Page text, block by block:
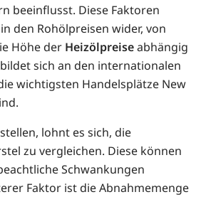
beeinflusst. Diese Faktoren
den Rohölpreisen wider, von
Höhe der Heizölpreiseabhängig
sich an den internationalen
wichtigsten Handelsplätze New
lohnt es sich, die
zu vergleichen. Diese können
Schwankungen
Faktor ist die Abnahmemenge